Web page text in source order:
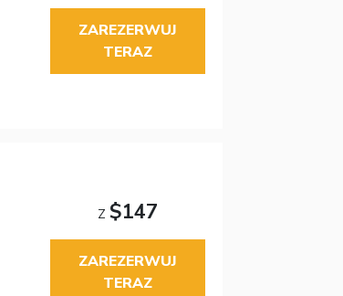
ZAREZERWUJ
TERAZ
Z $147
ZAREZERWUJ
TERAZ